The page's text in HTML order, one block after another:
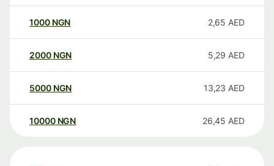
1000 NGN 2,65 AED
2000 NGN 5,29 AED
5000 NGN 13,23 AED
10000 NGN 26,45 AED